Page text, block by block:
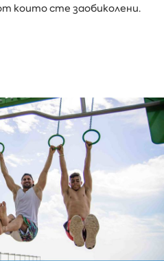
които сте заобиколени.